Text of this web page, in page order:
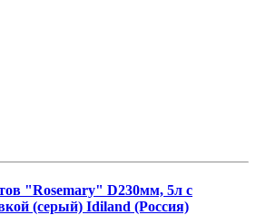
"Rosemary" D230мм, 5л с
(серый) Idiland (Россия)